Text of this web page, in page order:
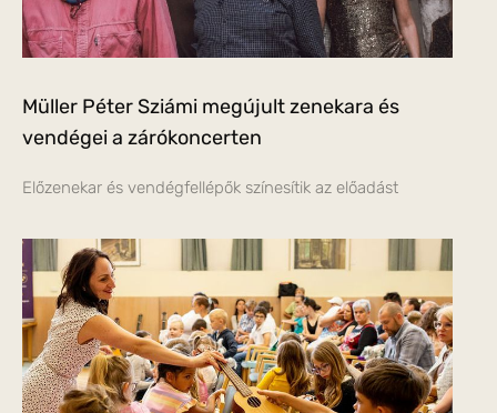
Müller Péter Sziámi megújult zenekara és
vendégei a zárókoncerten
Előzenekar és vendégfellépők színesítik az előadást